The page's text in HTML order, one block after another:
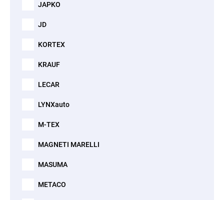
JAPKO
JD
KORTEX
KRAUF
LECAR
LYNXauto
M-TEX
MAGNETI MARELLI
MASUMA
METACO